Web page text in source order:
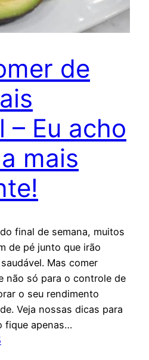
de
– Eu acho
mais
final de semana, muitos
de pé junto que irão
Mas comer
não só para o controle de
o seu rendimento
Veja nossas dicas para
fique apenas…